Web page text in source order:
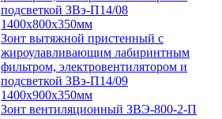
подсветкой ЗВэ-П14/08
1400х800х350мм
Зонт вытяжной пристенный с
жироулавливающим лабиринтным
фильтром, электровентилятором и
подсветкой ЗВэ-П14/09
1400х900х350мм
Зонт вентиляционный ЗВЭ-800-2-П